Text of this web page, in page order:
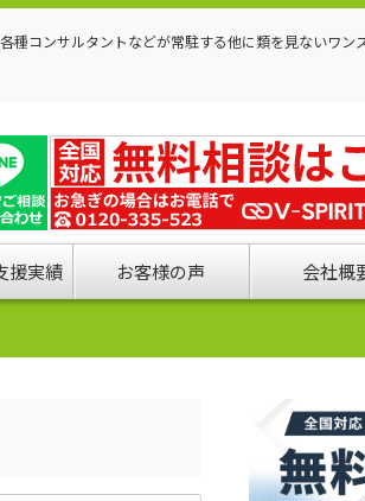
コンサルタントなどが常駐する他に類を見ないワン
援実績 お客様の声 会社概